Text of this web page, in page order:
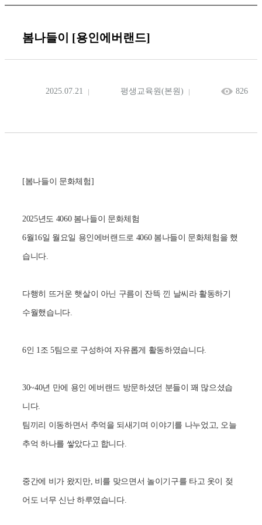
봄나들이 [용인에버랜드]
2025.07.21 평생교육원(본원) 826
[봄나들이 문화체험]
2025년도 4060 봄나들이 문화체험
6월16일 월요일 용인에버랜드로 4060 봄나들이 문화체험을 했
습니다.
다행히 뜨거운 햇살이 아닌 구름이 잔뜩 낀 날씨라 활동하기
수월했습니다.
6인 1조 5팀으로 구성하여 자유롭게 활동하였습니다.
30~40년 만에 용인 에버랜드 방문하셨던 분들이 꽤 많으셨습
니다.
팀끼리 이동하면서 추억을 되새기며 이야기를 나누었고, 오늘
추억 하나를 쌓았다고 합니다.
중간에 비가 왔지만, 비를 맞으면서 놀이기구를 타고 옷이 젖
어도 너무 신난 하루였습니다.